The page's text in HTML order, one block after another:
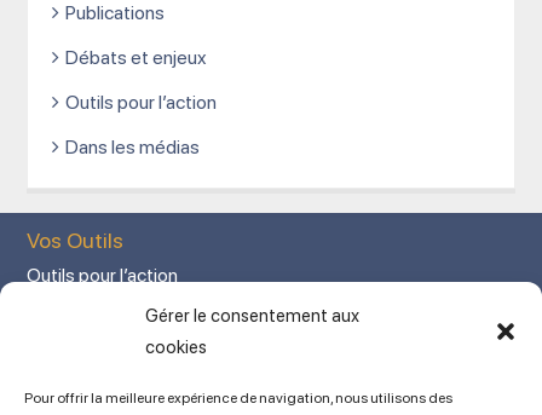
Gérer le consentement aux
cookies
Pour offrir la meilleure expérience de navigation, nous utilisons des
Publications
Débats et enjeux
Outils pour l’action
Dans les médias
Vos Outils
Outils pour l’action
Votre espace adhérent
Mon Compte adhérent